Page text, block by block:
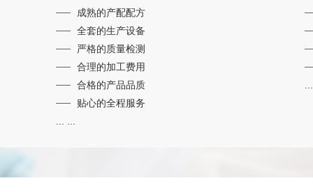
成熟的产配配方
全套的生产设备
严格的质量检测
合理的加工费用
合格的产品品质
贴心的全程服务